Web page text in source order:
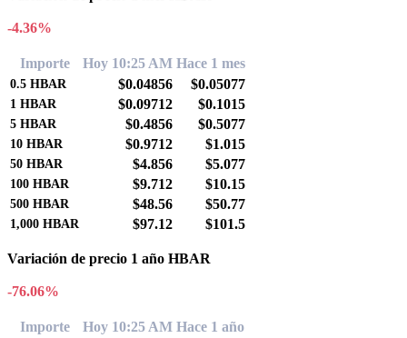
-4.36%
Importe Hoy 10:25 AM Hace 1 mes
0.5 HBAR $0.04856 $0.05077
1 HBAR $0.09712 $0.1015
5 HBAR $0.4856 $0.5077
10 HBAR $0.9712 $1.015
50 HBAR $4.856 $5.077
100 HBAR $9.712 $10.15
500 HBAR $48.56 $50.77
1,000 HBAR $97.12 $101.5
Variación de precio 1 año HBAR
-76.06%
Importe Hoy 10:25 AM Hace 1 año